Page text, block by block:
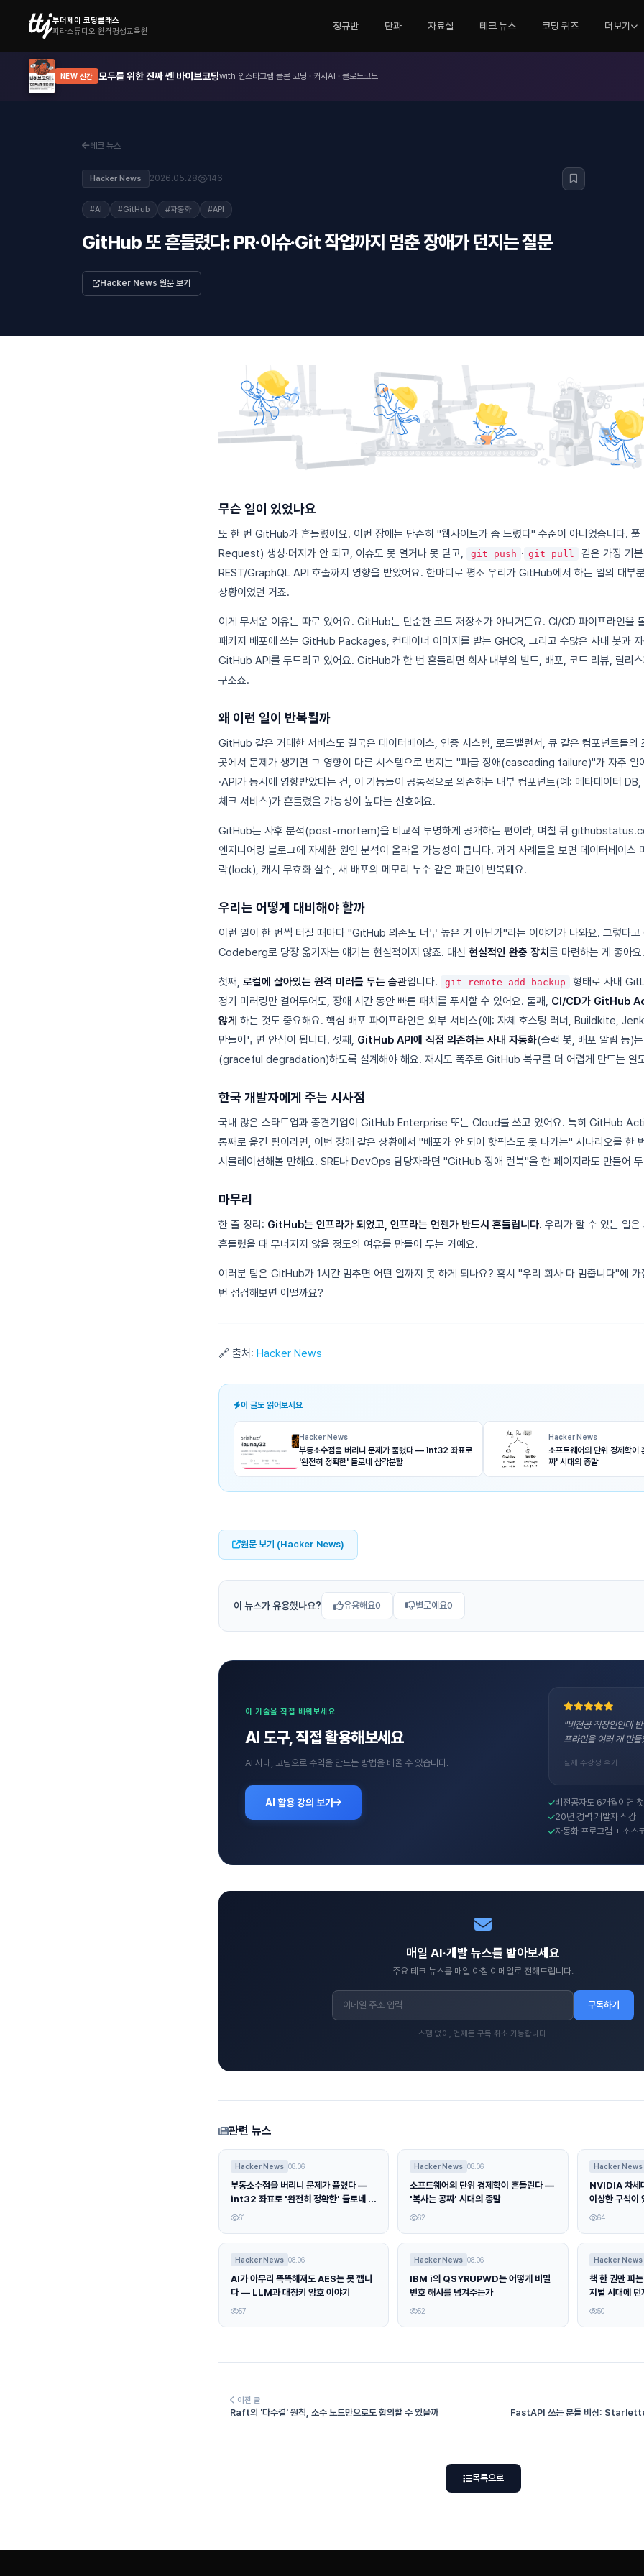
투더제이 코딩클래스
피라스튜디오 원격평생교육원
정규반 단과 자료실 테크 뉴스 코딩 퀴즈 더보기
NEW 신간 모두를 위한 진짜 쎈 바이브코딩with 인스타그램 클론 코딩 · 커서AI · 클로드코드
테크 뉴스
Hacker News 2026.05.28 146
#AI #GitHub #자동화 #API
GitHub 또 흔들렸다: PR·이슈·Git 작업까지 멈춘 장애가 던지는 질문
Hacker News 원문 보기
무슨 일이 있었나요
또 한 번 GitHub가 흔들렸어요. 이번 장애는 단순히 "웹사이트가 좀 느렸다" 수준이 아니었습니다. 풀
Request) 생성·머지가 안 되고, 이슈도 못 열거나 못 닫고,
git push · git pull
같은 가장 기
REST/GraphQL API 호출까지 영향을 받았어요. 한마디로 평소 우리가 GitHub에서 하는 일의 대부
상황이었던 거죠.
이게 무서운 이유는 따로 있어요. GitHub는 단순한 코드 저장소가 아니거든요. CI/CD 파이프라인
패키지 배포에 쓰는 GitHub Packages, 컨테이너 이미지를 받는 GHCR, 그리고 수많은 사내 봇과
GitHub API를 두드리고 있어요. GitHub가 한 번 흔들리면 회사 내부의 빌드, 배포, 코드 리뷰, 릴리
구조죠.
왜 이런 일이 반복될까
GitHub 같은 거대한 서비스도 결국은 데이터베이스, 인증 시스템, 로드밸런서, 큐 같은 컴포넌트들의
곳에서 문제가 생기면 그 영향이 다른 시스템으로 번지는 "파급 장애(cascading failure)"가 자주 일
·API가 동시에 영향받았다는 건, 이 기능들이 공통적으로 의존하는 내부 컴포넌트(예: 메타데이터
체크 서비스)가 흔들렸을 가능성이 높다는 신호예요.
GitHub는 사후 분석(post-mortem)을 비교적 투명하게 공개하는 편이라, 며칠 뒤
엔지니어링 블로그에 자세한 원인 분석이 올라올 가능성이 큽니다. 과거 사례들을 보면 데이터베이스
락(lock), 캐시 무효화 실수, 새 배포의 메모리 누수 같은 패턴이 반복돼요.
우리는 어떻게 대비해야 할까
이런 일이 한 번씩 터질 때마다 "GitHub 의존도 너무 높은 거 아닌가"라는 이야기가 나와요. 그렇
Codeberg로 당장 옮기자는 얘기는 현실적이지 않죠. 대신 현실적인 완충 장치 를 마련하는 게 좋아요.
첫째, 로컬에 살아있는 원격 미러를 두는 습관입니다. git remote add backup
형태로 사내
정기 미러링만 걸어두어도, 장애 시간 동안 빠른 패치를 푸시할 수 있어요. 둘째, CI/CD가 GitHub
않게 하는 것도 중요해요. 핵심 배포 파이프라인은 외부 서비스(예: 자체 호스팅 러너, Buildkite,
만들어두면 안심이 됩니다. 셋째, GitHub API에 직접 의존하는 사내 자동화(슬랙 봇, 배포 알림 등)
(graceful degradation)하도록 설계해야 해요. 재시도 폭주로 GitHub 복구를 더 어렵게 만드는 일
한국 개발자에게 주는 시사점
국내 많은 스타트업과 중견기업이 GitHub Enterprise 또는 Cloud를 쓰고 있어요. 특히 GitHub
통째로 옮긴 팀이라면, 이번 장애 같은 상황에서 "배포가 안 되어 핫픽스도 못 나가는" 시나리오를 한
시뮬레이션해볼 만해요. SRE나 DevOps 담당자라면 "GitHub 장애 런북"을 한 페이지라도 만들어
마무리
한 줄 정리: GitHub는 인프라가 되었고, 인프라는 언젠가 반드시 흔들립니다. 우리가 할 수 있는 일
흔들렸을 때 무너지지 않을 정도의 여유를 만들어 두는 거예요.
여러분 팀은 GitHub가 1시간 멈추면 어떤 일까지 못 하게 되나요? 혹시 "우리 회사 다 멈춥니다"에 가
번 점검해보면 어떨까요?
🔗 출처: Hacker News
이 글도 읽어보세요
Hacker News
부동소수점을 버리니 문제가 풀렸다 — int32 좌표로
'완전히 정확한' 들로네 삼각분할
Hacker News
소프트웨어의 단위 경제학
짜' 시대의 종말
원문 보기 (Hacker News)
이 뉴스가 유용했나요? 유용해요0 별로예요0
이 기술을 직접 배워보세요
AI 도구, 직접 활용해보세요
AI 시대, 코딩으로 수익을 만드는 방법을 배울 수 있습니다.
AI 활용 강의 보기
"비전공 직장인인데
프라인을 여러 개 만
실제 수강생 후기
비전공자도 6개월이면
20년 경력 개발자 직강
자동화 프로그램 + 소스
매일 AI·개발 뉴스를 받아보세요
주요 테크 뉴스를 매일 아침 이메일로 전해드립니다.
구독하기
스팸 없이, 언제든 구독 취소 가능합니다.
관련 뉴스
Hacker News 08.06
부동소수점을 버리니 문제가 풀렸다 —
int32 좌표로 '완전히 정확한' 들로네 삼
각분할
61
Hacker News 08.06
소프트웨어의 단위 경제학이 흔들린다 —
'복사는 공짜' 시대의 종말
62
Hacker News
NVIDIA 차세
이상한 구석
러싼 꼼꼼한 검증
64
Hacker News 08.06
AI가 아무리 똑똑해져도 AES는 못 깹니
다 — LLM과 대칭키 암호 이야기
57
Hacker News 08.06
IBM i의 QSYRUPWD는 어떻게 비밀
번호 해시를 넘겨주는가
52
Hacker News
책 한 권만 파
지털 시대에 던
50
이전 글
Raft의 '다수결' 원칙, 소수 노드만으로도 합의할 수 있을까
FastAPI 쓰는 분들 비상:
목록으로